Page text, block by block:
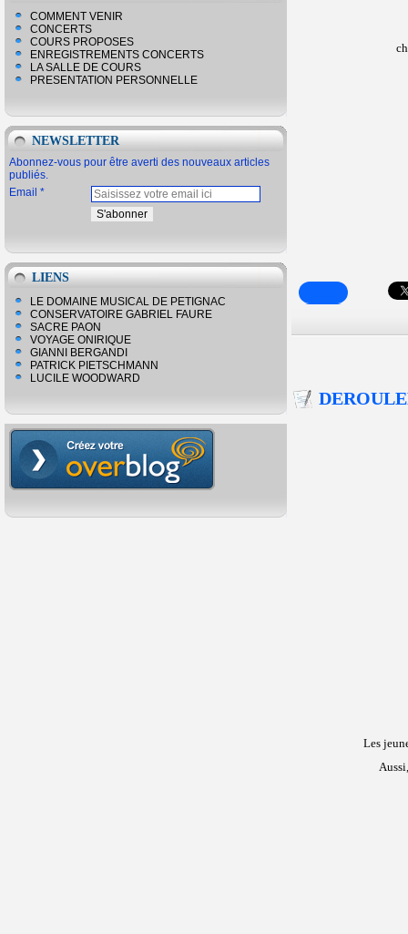
COMMENT VENIR
CONCERTS
COURS PROPOSES
ENREGISTREMENTS CONCERTS
LA SALLE DE COURS
PRESENTATION PERSONNELLE
NEWSLETTER
Abonnez-vous pour être averti des nouveaux articles
publiés.
Email
LIENS
LE DOMAINE MUSICAL DE PETIGNAC
CONSERVATOIRE GABRIEL FAURE
SACRE PAON
VOYAGE ONIRIQUE
GIANNI BERGANDI
PATRICK PIETSCHMANN
LUCILE WOODWARD
Les